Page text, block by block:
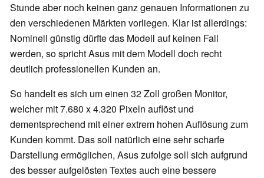
Stunde aber noch keinen ganz genauen Informationen zu
den verschiedenen Märkten vorliegen. Klar ist allerdings:
Nominell günstig dürfte das Modell auf keinen Fall
werden, so spricht Asus mit dem Modell doch recht
deutlich professionellen Kunden an.
So handelt es sich um einen 32 Zoll großen Monitor,
welcher mit 7.680 x 4.320 Pixeln auflöst und
dementsprechend mit einer extrem hohen Auflösung zum
Kunden kommt. Das soll natürlich eine sehr scharfe
Darstellung ermöglichen, Asus zufolge soll sich aufgrund
des besser aufgelösten Textes auch eine bessere